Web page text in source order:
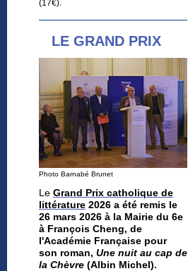
(17€).
LE GRAND PRIX
Photo Barnabé Brunet
Le Grand Prix catholique de
littérature 2026 a été remis le
26 mars 2026 à la Mairie du 6e
à François Cheng, de
l'Académie Française pour
son roman, Une nuit au cap de
la Chèvre (Albin Michel).